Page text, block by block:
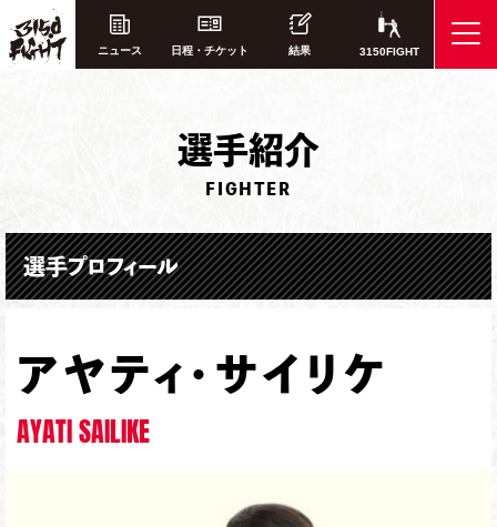
ニュース 日程・チケット 結果 3150FIGHT
選手紹介
FIGHTER
選手プロフィール
アヤティ・サイリケ
AYATI SAILIKE